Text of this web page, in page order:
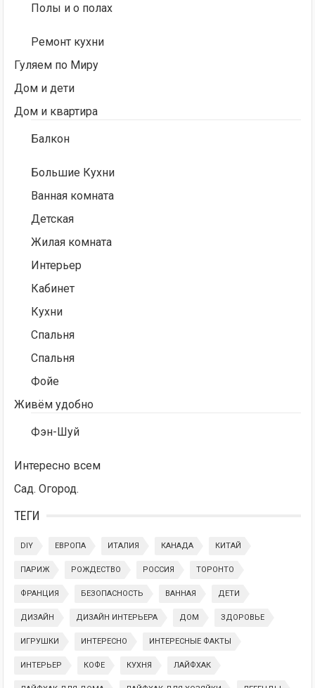
Полы и о полах
Ремонт кухни
Гуляем по Миру
Дом и дети
Дом и квартира
Балкон
Большие Кухни
Ванная комната
Детская
Жилая комната
Интерьер
Кабинет
Кухни
Спальня
Спальня
Фойе
Живём удобно
Фэн-Шуй
Интересно всем
Сад. Огород.
ТЕГИ
DIY ЕВРОПА ИТАЛИЯ КАНАДА КИТАЙ
ПАРИЖ РОЖДЕСТВО РОССИЯ ТОРОНТО
ФРАНЦИЯ БЕЗОПАСНОСТЬ ВАННАЯ ДЕТИ
ДИЗАЙН ДИЗАЙН ИНТЕРЬЕРА ДОМ ЗДОРОВЬЕ
ИГРУШКИ ИНТЕРЕСНО ИНТЕРЕСНЫЕ ФАКТЫ
ИНТЕРЬЕР КОФЕ КУХНЯ ЛАЙФХАК